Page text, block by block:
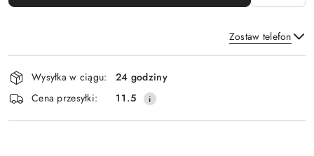
Zostaw telefon
Wyślij
Dostępność
i
dostawa
Wysyłka w ciągu:
24 godziny
Cena przesyłki:
11.5